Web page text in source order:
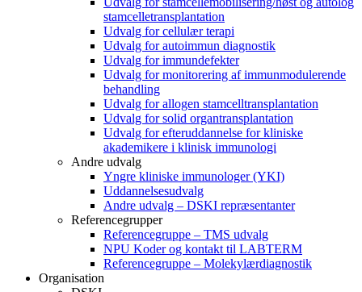
stamcelletransplantation
Udvalg for cellulær terapi
Udvalg for autoimmun diagnostik
Udvalg for immundefekter
Udvalg for monitorering af immunmodulerende
behandling
Udvalg for allogen stamcelltransplantation
Udvalg for solid organtransplantation
Udvalg for efteruddannelse for kliniske
akademikere i klinisk immunologi
Andre udvalg
Yngre kliniske immunologer (YKI)
Uddannelsesudvalg
Andre udvalg – DSKI repræsentanter
Referencegrupper
Referencegruppe – TMS udvalg
NPU Koder og kontakt til LABTERM
Referencegruppe – Molekylærdiagnostik
Organisation